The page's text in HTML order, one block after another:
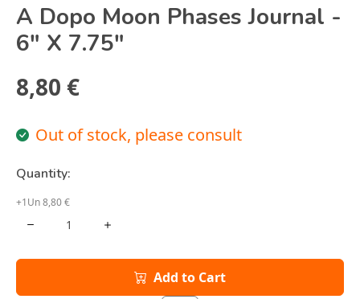
A Dopo Moon Phases Journal -
6" X 7.75"
8,80 €
Out of stock, please consult
Quantity:
+1Un 8,80 €
Add to Cart